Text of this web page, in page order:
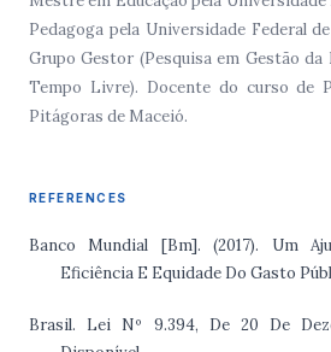
Pedagoga pela Universidade Federal
Grupo Gestor (Pesquisa em Gestão da
Tempo Livre). Docente do curso de
Pitágoras de Maceió.
REFERENCES
Banco Mundial [Bm]. (2017). Um
Eficiência E Equidade Do Gasto
Brasil. Lei Nº 9.394, De 20 De